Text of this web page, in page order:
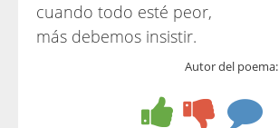
cuando todo esté peor,
más debemos insistir.
Autor del poema: